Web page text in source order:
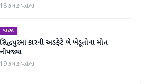
18 કલાક પહેલા
પાટણ
સિદ્ધપુરમાં કારની અડફેટે બે ખેડૂતોના મોત
નીપજ્યા
19 કલાક પહેલા